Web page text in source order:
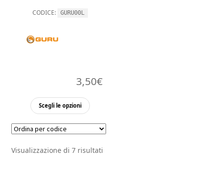
CODICE: GURU00L
3,50€
Scegli le opzioni
Questo
ha
varianti.
Visualizzazione di 7 risultati